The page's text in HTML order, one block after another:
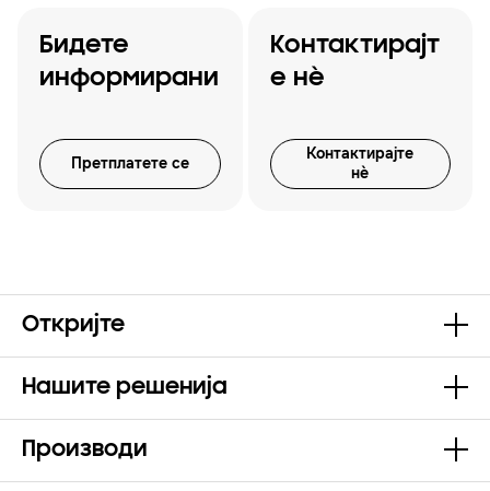
Бидете
информирани
Претплатете се
Контактирајт
е нѐ
Контактирајте
нѐ
Откријте
Нашите решенија
Производи